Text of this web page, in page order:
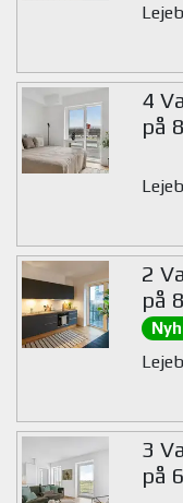
4
på
2
på
3
på